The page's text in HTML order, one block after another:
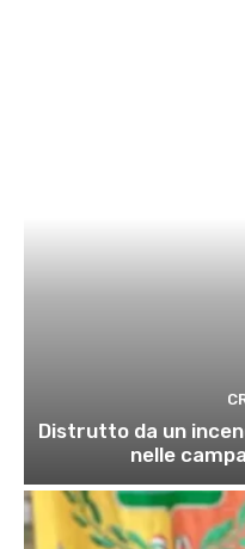
Distrutto da un
nelle